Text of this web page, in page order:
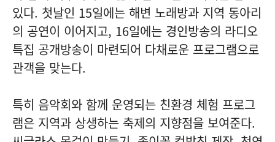
있다. 첫날인 15일에는 해변 노래방과 지역 동아리
의 공연이 이어지고, 16일에는 경인방송의 라디오
특집 공개방송이 마련되어 다채로운 프로그램으로
관객을 맞는다.
특히 음악회와 함께 운영되는 친환경 체험 프로그
램은 지역과 상생하는 축제의 지향점을 보여준다.